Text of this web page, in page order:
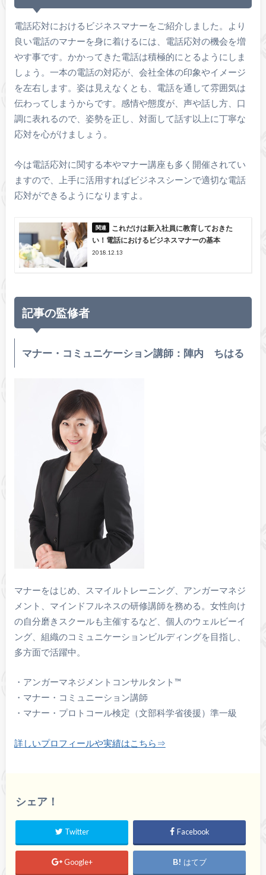
電話応対におけるビジネスマナーをご紹介しました。より
良い電話のマナーを身に着けるには、電話応対の機会を増
やす事です。かかってきた電話は積極的にとるようにしま
しょう。一本の電話の対応が、会社全体の印象やイメージ
を左右します。姿は見えなくとも、電話を通して雰囲気は
伝わってしまうからです。感情や態度が、声や話し方、口
調に表れるので、姿勢を正し、対面して話す以上に丁寧な
応対を心がけましょう。
今は電話応対に関する本やマナー講座も多く開催されてい
ますので、上手に活用すればビジネスシーンで適切な電話
応対ができるようになりますよ。
これだけは新入社員に教育しておきた
い！電話におけるビジネスマナーの基本
2018.12.13
記事の監修者
マナー・コミュニケーション講師：陣内 ちはる
マナーをはじめ、スマイルトレーニング、アンガーマネジ
メント、マインドフルネスの研修講師を務める。女性向け
の自分磨きスクールも主催するなど、個人のウェルビーイ
ング、組織のコミュニケーションビルディングを目指し、
多方面で活躍中。
・アンガーマネジメントコンサルタント™️
・マナー・コミュニーション講師
・マナー・プロトコール検定（文部科学省後援）準一級
詳しいプロフィールや実績はこちら⇒
シェア！
Twitter Facebook
Google+ はてブ